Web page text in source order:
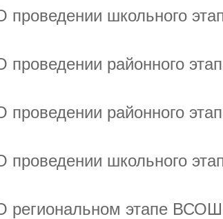
проведении школьного
проведении районного
проведении районного
проведении школьного
региональном этапе